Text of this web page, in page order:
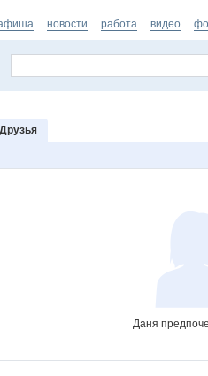
новости работа видео
Друзья
Даня